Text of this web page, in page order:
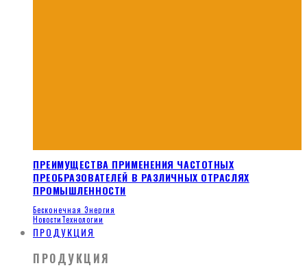
ПРЕИМУЩЕСТВА ПРИМЕНЕНИЯ ЧАСТОТНЫХ
ПРЕОБРАЗОВАТЕЛЕЙ В РАЗЛИЧНЫХ ОТРАСЛЯХ
ПРОМЫШЛЕННОСТИ
Бесконечная Энергия
НовостиТехнологии
ПРОДУКЦИЯ
ПРОДУКЦИЯ